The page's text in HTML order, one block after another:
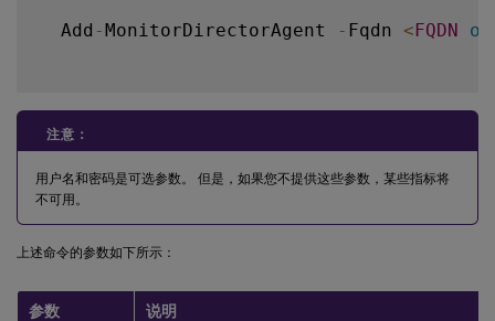
  Add
-MonitorDirectorAgent - Fqdn <FQDN of
注意：
用户名和密码是可选参数。 但是，如果您不提供这些参数，某些指标将
不可用。
上述命令的参数如下所示：
参数 说明